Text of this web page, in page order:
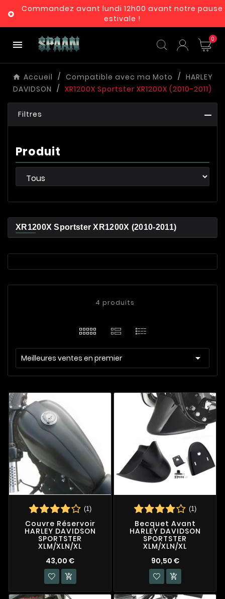

Commandez avant lundi 12h00 avant notre pause
estivale !
 0
Accueil Compatible avec ma Moto
HARLEY
DAVIDSON
XR1200X Sportster XR1200X (2010-2011)
Filtres
Produit
XR1200X Sportster XR1200X (2010-2011)
4 produits
Meilleures ventes en premier 
(1)
Couvre Réservoir
HARLEY DAVIDSON
SPORTSTER
XLM/XLN/XL
43,00 €

(1)
Becquet Avant
HARLEY DAVIDSON
SPORTSTER
XLM/XLN/XL
90,50 €
